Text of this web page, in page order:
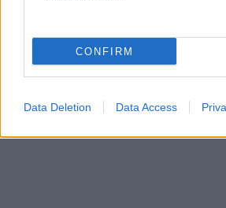
CONFIRM
Data Deletion Data Access